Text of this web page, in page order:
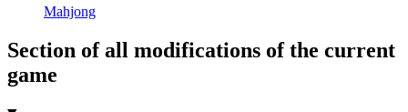
Mahjong
Section of all modifications of the current
game